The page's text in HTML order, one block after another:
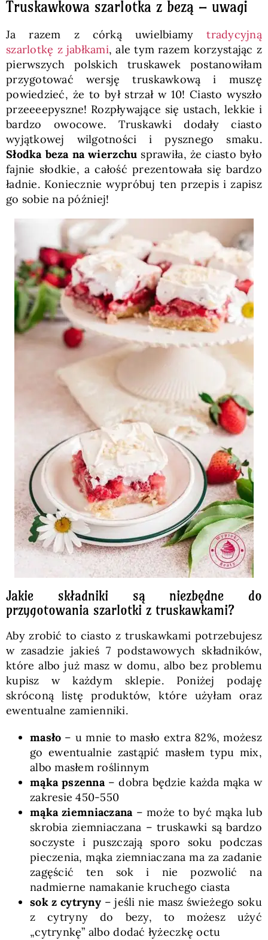
Truskawkowa szarlotka z bezą – uwagi
Ja razem z córką uwielbiamytradycyjną
szarlotkę z jabłkami, ale tym razem korzystając z
pierwszych polskich truskawek postanowiłam
przygotować wersję truskawkową i muszę
powiedzieć, że to był strzał w 10! Ciasto wyszło
przeeeepyszne! Rozpływające się ustach, lekkie i
bardzo owocowe. Truskawki dodały ciasto
wyjątkowej wilgotności i pysznego smaku.
Słodka beza na wierzchu sprawiła, że ciasto było
fajnie słodkie, a całość prezentowała się bardzo
ładnie. Koniecznie wypróbuj ten przepis i zapisz
go sobie na później!
Jakie składniki są niezbędne do
przygotowania szarlotki z truskawkami?
Aby zrobić to ciasto z truskawkami potrzebujesz
w zasadzie jakieś 7 podstawowych składników,
które albo już masz w domu, albo bez problemu
kupisz w każdym sklepie. Poniżej podaję
skróconą listę produktów, które użyłam oraz
ewentualne zamienniki.
masło – u mnie to masło extra 82%, możesz
go ewentualnie zastąpić masłem typu mix,
albo masłem roślinnym
mąka pszenna– dobra będzie każda mąka w
zakresie 450-550
mąka ziemniaczana– może to być mąka lub
skrobia ziemniaczana – truskawki są bardzo
soczyste i puszczają sporo soku podczas
pieczenia, mąka ziemniaczana ma za zadanie
zagęścić ten sok i nie pozwolić na
nadmierne namakanie kruchego ciasta
sok z cytryny – jeśli nie masz świeżego soku
z cytryny do bezy, to możesz użyć
„cytrynkę” albo dodać łyżeczkę octu